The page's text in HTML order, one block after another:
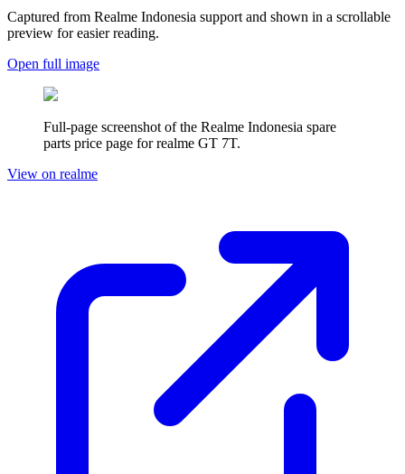
Captured from Realme Indonesia support and shown in a scrollable
preview for easier reading.
Open full image
Full-page screenshot of the Realme Indonesia spare
parts price page forrealme GT 7T.
View on realme